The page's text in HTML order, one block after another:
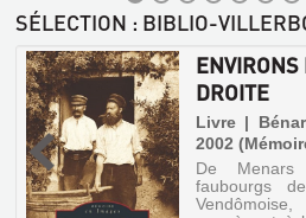
Livre
|
Guignard,
Bruno
|
HC
éditions,
2014
historiquement
et
le
5
juillet')
|
Villanteuil
de
Loire.
images)
Menars
aux
Grouets
et
des
faubourgs
de
Blois
à
Livre
|
Lesueur,
Frédéric
|
Breton,
1912
DROITE
Livre
|
Bénard,
Daniel
|
Alan
Sutton,
2002
Livre
|
Bénard,
Daniel
|
Alan
Sutton,
2002
(Mémoire
en
Chapelle-
Vendômoise,
les
deux
auteurs
nous
emmènent
à
la
découverte
des
villages
SÉLECTION : BIBLIO-
ENVIRONS
DROITE
Livre |
2002
De
faubourgs